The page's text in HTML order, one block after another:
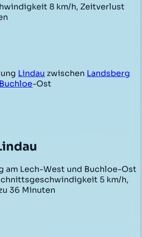
8 km/h, Zeitverlust
Lindau zwischen Landsberg
Buchloe-Ost
am Lech-West und Buchloe-Ost
5 km/h,
36 Minuten